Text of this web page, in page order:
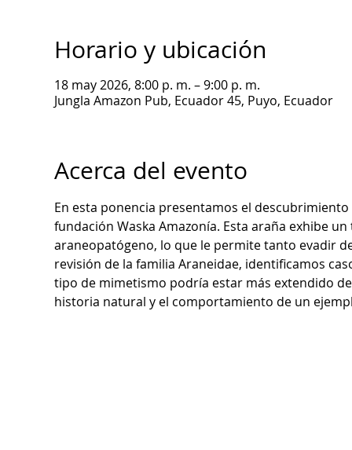
Horario y ubicación
18 may 2026, 8:00 p. m. – 9:00 p. m.
Jungla Amazon Pub, Ecuador 45, Puyo, Ecuador
Acerca del evento
En esta ponencia presentamos el
fundación Waska Amazonía. Esta araña exhibe
araneopatógeno, lo que le permite tanto evadir
revisión de la familia Araneidae, identificamos
tipo de mimetismo podría estar más extendido
historia natural y el comportamiento de un